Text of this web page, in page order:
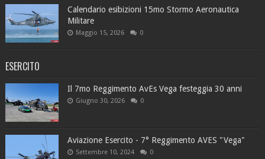
Calendario esibizioni 15mo Stormo Aeronautica
Militare
Maggio 15, 2026 0
ESERCITO
Il 7mo Reggimento AvEs Vega festeggia 30 anni
Giugno 30, 2026 0
Aviazione Esercito - 7° Reggimento AVES "Vega"
Settembre 10, 2024 0